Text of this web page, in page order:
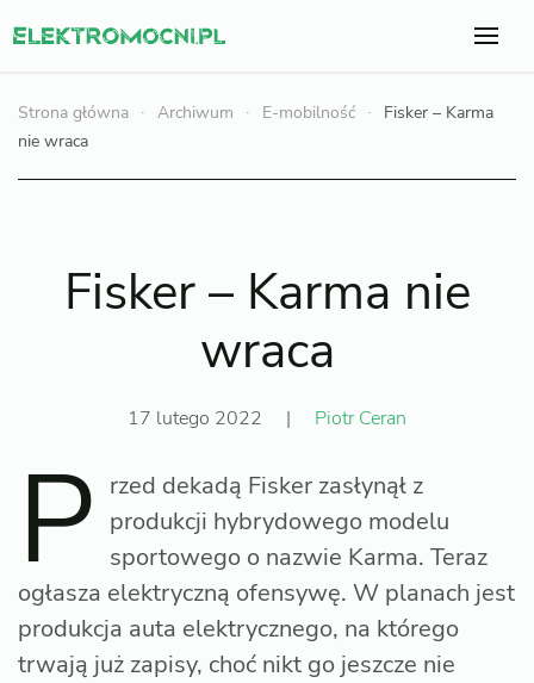
Strona główna Archiwum E-mobilność
Fisker – Karma
nie wraca
Fisker – Karma nie
wraca
17 lutego 2022 | Piotr Ceran
P rzed dekadą Fisker zasłynął z
produkcji hybrydowego modelu
sportowego o nazwie Karma. Teraz
ogłasza elektryczną ofensywę. W planach jest
produkcja auta elektrycznego, na którego
trwają już zapisy, choć nikt go jeszcze nie